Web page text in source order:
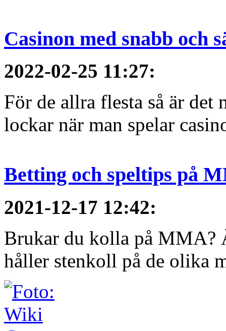
Casinon med snabb och
2022-02-25 11:27:
För de allra flesta så är det
lockar när man spelar
Betting och speltips på
2021-12-17 12:42:
Brukar du kolla på MMA?
håller stenkoll på de olika